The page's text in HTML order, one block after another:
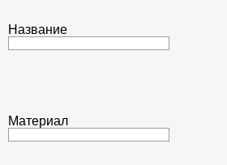
Название
Материал